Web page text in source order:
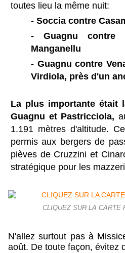
toutes lieu la même nuit:
- Soccia contre
- Guagnu
Manganellu
- Guagnu contre
Virdiola, près d'un
La plus importante était
Guagnu et Pastricciola,
1.191 mètres d'altitude.
permis aux bergers de
pièves de Cruzzini et
stratégique pour les
CLIQUEZ SUR LA CARTE
N'allez surtout pas à
août. De toute façon, évitez